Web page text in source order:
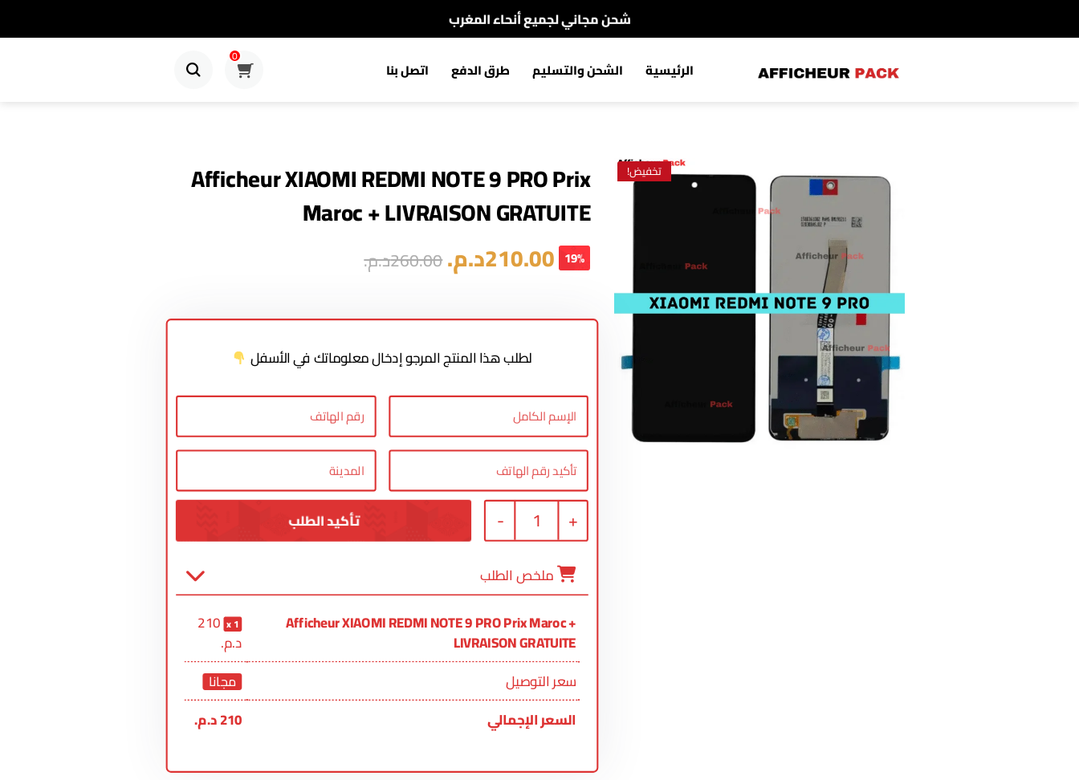
شحن مجاني لجميع أنحاء المغرب
الرئيسية الشحن والتسليم طرق الدفع اتصل بنا
0
تخفيض!
Afficheur XIAOMI REDMI NOTE 9 PRO Prix
Maroc + LIVRAISON GRATUITE
210.00د.م.260.00د.م. 19%
لطلب هذا المنتج المرجو إدخال معلوماتك في الأسفل
+
1
-
ملخص الطلب
Afficheur XIAOMI REDMI NOTE 9 PRO Prix Maroc +
LIVRAISON GRATUITE
1
210
د.م.
سعر التوصيل
مجانا
السعر الإجمالي 210د.م.